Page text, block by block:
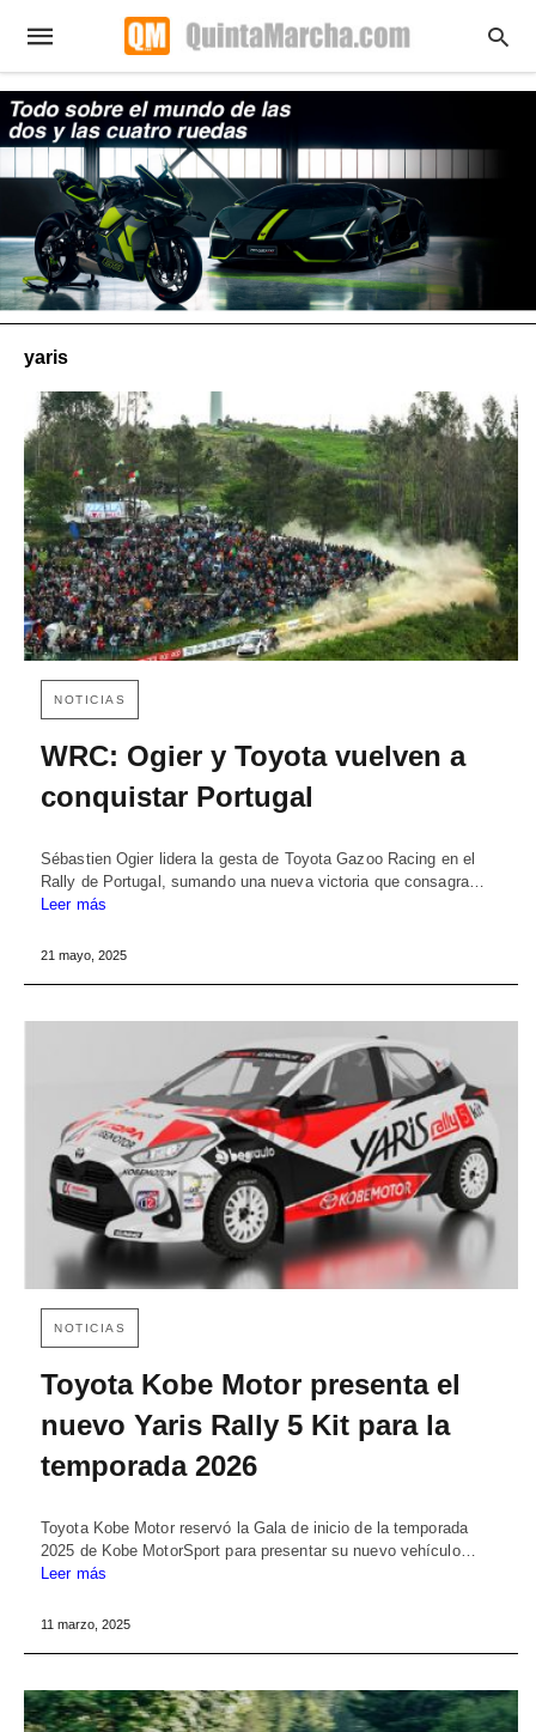
yaris
NOTICIAS
WRC: Ogier y Toyota vuelven a
conquistar Portugal
Sébastien Ogier lidera la gesta de Toyota Gazoo Racing en el
Rally de Portugal, sumando una nueva victoria que consagra…
Leer más
21 mayo, 2025
NOTICIAS
Toyota Kobe Motor presenta el
nuevo Yaris Rally 5 Kit para la
temporada 2026
Toyota Kobe Motor reservó la Gala de inicio de la temporada
2025 de Kobe MotorSport para presentar su nuevo vehículo…
Leer más
11 marzo, 2025